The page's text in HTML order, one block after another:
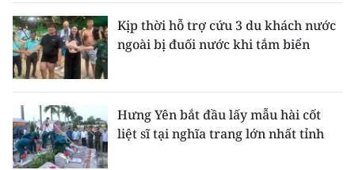
Kịp thời hỗ trợ cứu 3 du khách nước
ngoài bị đuối nước khi tắm biển
Hưng Yên bắt đầu lấy mẫu hài cốt
liệt sĩ tại nghĩa trang lớn nhất tỉnh